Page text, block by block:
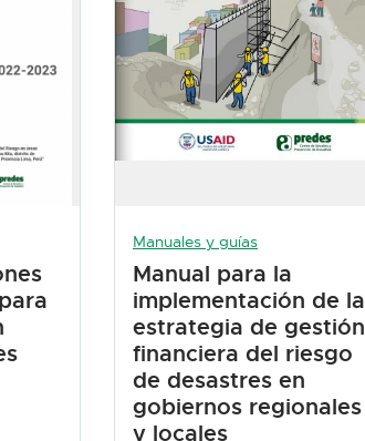
Manuales y guías
Manual para la
implementación de la
estrategia de gestión
financiera del riesgo
de desastres en
gobiernos regionales
y locales